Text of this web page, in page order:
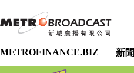
METROFINANCE.BIZ 新聞